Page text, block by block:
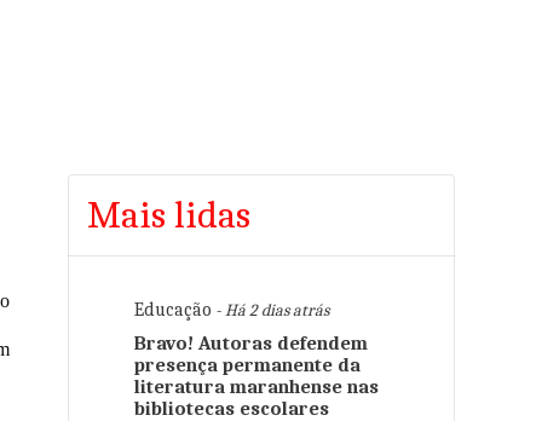
Mais lidas
Educação - Há 2 dias atrás
Bravo! Autoras defendem
presença permanente da
literatura maranhense nas
bibliotecas escolares